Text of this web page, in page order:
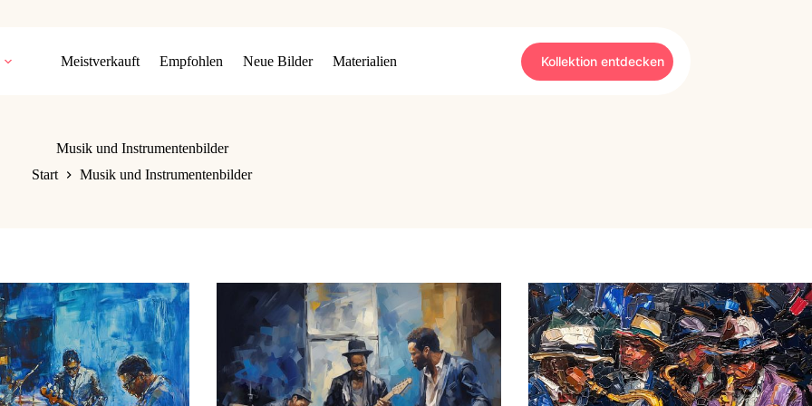
Meistverkauft Empfohlen Neue Bilder Materialien Kollektion entdecken
Musik und Instrumentenbilder
Start
Musik und Instrumentenbilder